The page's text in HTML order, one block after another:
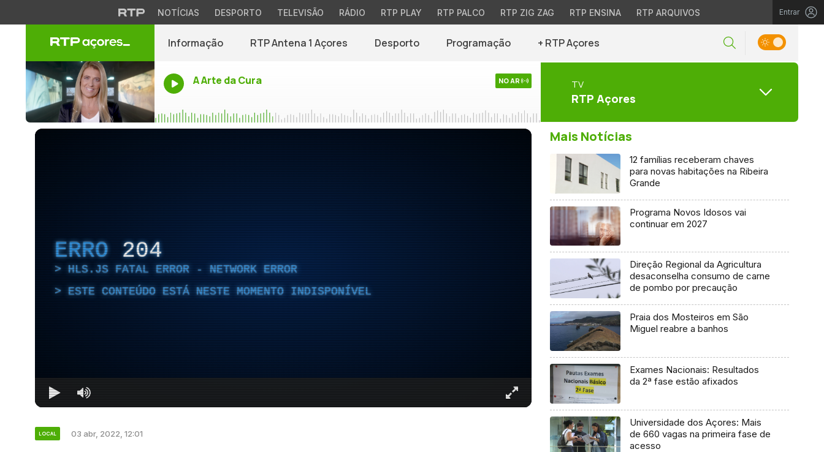
NOTÍCIAS DESPORTO TELEVISÃO RÁDIO RTP PLAY RTP PALCO RTP ZIG ZAG RTP ENSINA RTP ARQUIVOS Entrar
Informação RTP Antena 1 Açores Desporto Programação + RTP Açores
A Arte da Cura NO AR TV
RTP Açores
ERRO 204
HLS.JS FATAL ERROR - NETWORK ERROR
ESTE CONTEÚDO ESTÁ NESTE MOMENTO INDISPONÍVEL
LOCAL 03 abr, 2022, 12:01
Mais Notícias
12 famílias receberam chaves
para novas habitações na Ribeira
Grande
Programa Novos Idosos vai
continuar em 2027
Direção Regional da Agricultura
desaconselha consumo de carne
de pombo por precaução
Praia dos Mosteiros em São
Miguel reabre a banhos
Exames Nacionais: Resultados
da 2ª fase estão afixados
Universidade dos Açores: Mais
de 660 vagas na primeira fase de
acesso